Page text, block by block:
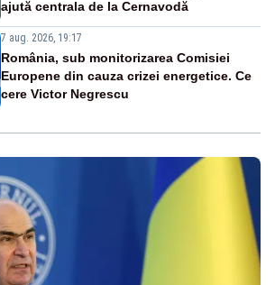
ajută centrala de la Cernavodă
7 aug. 2026, 19:17
România, sub monitorizarea Comisiei
Europene din cauza crizei energetice. Ce
cere Victor Negrescu